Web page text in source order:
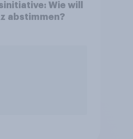
Wie will
abstimmen?